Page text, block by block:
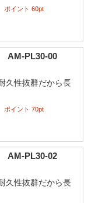
ポイント 60pt
AM-PL30-00
久性抜群だから長
ポイント 70pt
AM-PL30-02
久性抜群だから長